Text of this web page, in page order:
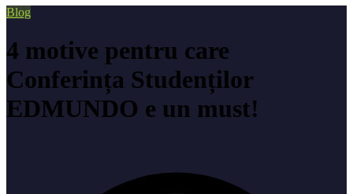
Blog
4 motive pentru care
Conferința Studenților
EDMUNDO e un must!